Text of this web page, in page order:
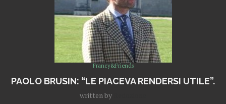
Francy&Friends
PAOLO BRUSIN: “LE PIACEVA RENDERSI UTILE”.
written by